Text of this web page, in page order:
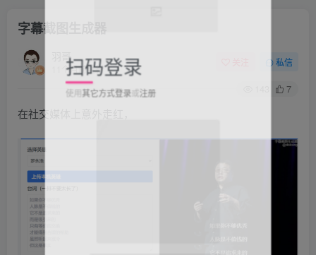
字幕截图生成器
羽哥
11个月前更新
私信
7
在社交媒体上意外走红，
扫码登录
使用其它方式登录或 注册